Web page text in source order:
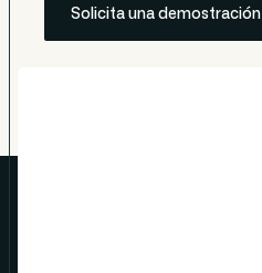
Solicita una demostración